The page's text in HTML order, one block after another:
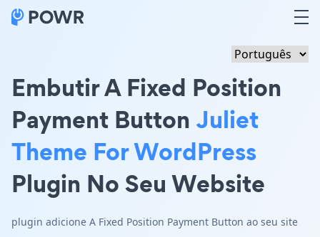
Embutir A Fixed Position
Payment Button Juliet
Theme For WordPress
Plugin No Seu Website
plugin adicione A Fixed Position Payment Button ao seu site